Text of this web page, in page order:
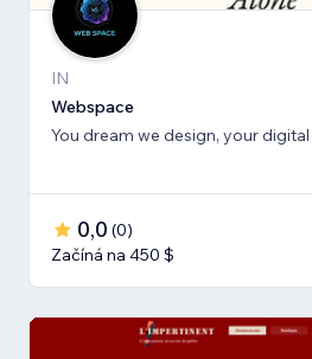
IN
Webspace
You dream we design, your
0,0 (0)
Začíná na 450 $